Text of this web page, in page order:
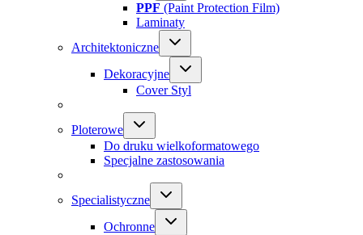
PPF (Paint Protection Film)
Laminaty
Architektoniczne
Dekoracyjne
Cover Styl
Ploterowe
Do druku wielkoformatowego
Specjalne zastosowania
Specialistyczne
Ochronne